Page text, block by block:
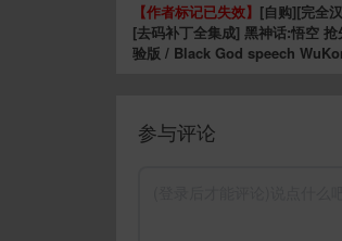
【作者标记已失效】 [自购][完全
[去码补丁全集成] 黑神话:悟空 抢
验版 / Black God speech
参与评论